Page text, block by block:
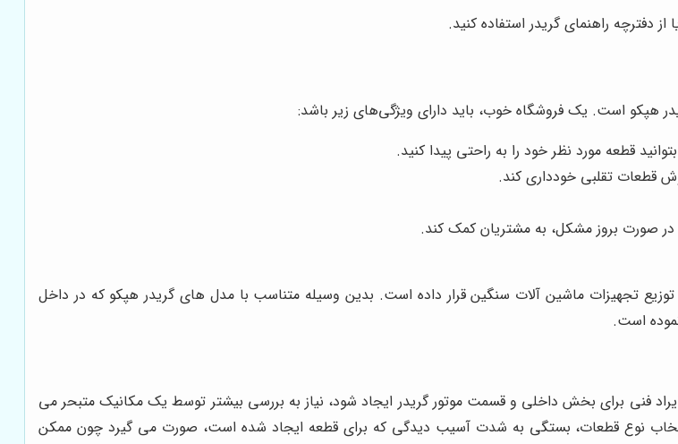
دفترچه راهنمای گریدر استفاده کنید.
هپکو است. یک فروشگاه خوب، باید دارای ویژگی‌های زیر باشد:
قطعه مورد نظر خود را به راحتی پیدا کنید.
قطعات تقلبی خودداری کند.
صورت بروز مشکل، به مشتریان کمک کند.
توزیع تجهیزات ماشین آلات سنگین قرار داده است. بدین وسیله متناسب با مدل های گریدر هپکو که در داخل
است.
فنی برای بخش داخلی و قسمت موتور گریدر ایجاد شود، نیاز به بررسی بیشتر توسط یک مکانیک متبحر می
انتخاب نوع قطعات، بستگی به شدت آسیب دیدگی که برای قطعه ایجاد شده است، صورت می گیرد چون ممکن